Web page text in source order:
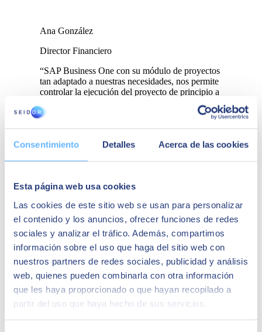
Consentimiento Detalles Acerca de las cookies
Esta página web usa cookies
Las cookies de este sitio web se usan para personalizar
el contenido y los anuncios, ofrecer funciones de redes
sociales y analizar el tráfico. Además, compartimos
información sobre el uso que haga del sitio web con
nuestros partners de redes sociales, publicidad y análisis
web, quienes pueden combinarla con otra información
que les haya proporcionado o que hayan recopilado a
partir del uso que haya hecho de sus servicios.
Ana González
Director Financiero
“SAP Business One con su módulo de proyectos
tan adaptado a nuestras necesidades, nos permite
controlar la ejecución del proyecto de principio a
fin”. Nuestras unidades de negocio están todas
conectadas en un único sistema”.
Quizá te puede interesar